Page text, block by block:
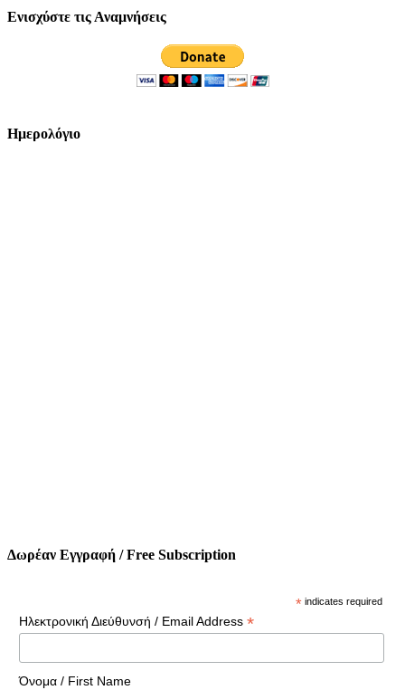
Ενισχύστε τις Αναμνήσεις
Ημερολόγιο
Δωρέαν Εγγραφή / Free Subscription
* indicates required
Ηλεκτρονική Διεύθυνσή / Email Address *
Όνομα / First Name